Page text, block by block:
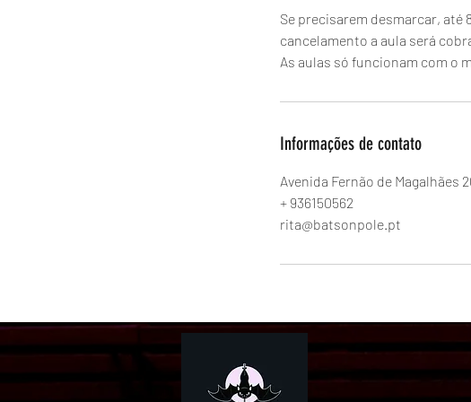
Se precisarem desmarcar, até
cancelamento a aula será
As aulas só funcionam com o
Informações de contato
Avenida Fernão de Magalhães
+ 936150562
rita@batsonpole.pt